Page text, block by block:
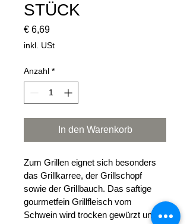
STÜCK
€ 6,69Preis
inkl. USt
Anzahl *
In den Warenkorb
Zum Grillen eignet sich besonders
das Grillkarree, der Grillschopf
sowie der Grillbauch. Das saftige
gourmetfein Grillfleisch vom
Schwein wird trocken gewürzt und